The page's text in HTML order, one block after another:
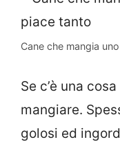
Cane che mangia
Se c’è una
mangiare.
golosi ed